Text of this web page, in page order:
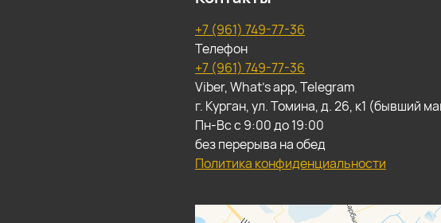
+7 (961) 749-77-36
Телефон
+7 (961) 749-77-36
Viber, What's app, Telegram
г. Курган, ул. Томина, д. 26, к1 (бывший
Пн-Вс с 9:00 до 19:00
без перерыва на обед
Политика конфиденциальности